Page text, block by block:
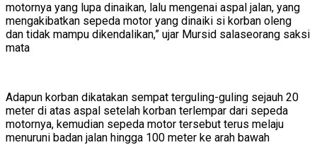
motornya yang lupa dinaikan, lalu mengenai aspal jalan, yang
mengakibatkan sepeda motor yang dinaiki si korban oleng
dan tidak mampu dikendalikan,” ujar Mursid salaseorang saksi
mata
Adapun korban dikatakan sempat terguling-guling sejauh 20
meter di atas aspal setelah korban terlempar dari sepeda
motornya, kemudian sepeda motor tersebut terus melaju
menuruni badan jalan hingga 100 meter ke arah bawah